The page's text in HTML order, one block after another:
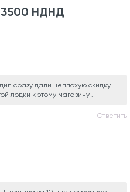
3500 НДНД
сразу дали неплохую скидку
лодки к этому магазину .
Ответить